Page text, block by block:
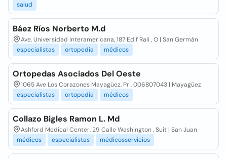
salud
Báez Ríos Norberto M.d
Ave. Universidad Interamericana, 187 Edif Rali , O | San Germán
especialistas
ortopedia médicos
Ortopedas Asociados Del Oeste
1065 Ave Los Corazones Mayagüez, Pr , 006807043 | Mayagüez
especialistas
ortopedia médicos
Collazo Bigles Ramon L. Md
Ashford Medical Center, 29 Calle Washington , Suit | San Juan
médicos
especialistas médicosservicios